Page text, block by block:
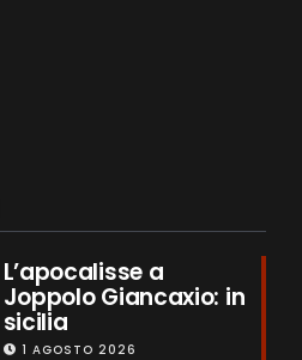
L’apocalisse a
Joppolo Giancaxio: in
sicilia
1 AGOSTO 2026